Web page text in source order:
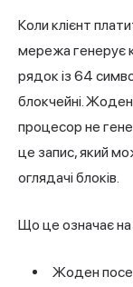
Коли клієнт
мережа генерує
рядок із 64
блокчейні.
процесор не
це запис, який
оглядачі блоків.
Що це означає на
Жоден